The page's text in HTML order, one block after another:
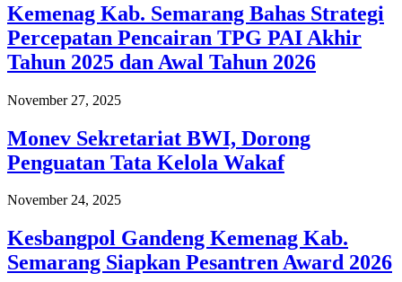
Kemenag Kab. Semarang Bahas Strategi
Percepatan Pencairan TPG PAI Akhir
Tahun 2025 dan Awal Tahun 2026
November 27, 2025
Monev Sekretariat BWI, Dorong
Penguatan Tata Kelola Wakaf
November 24, 2025
Kesbangpol Gandeng Kemenag Kab.
Semarang Siapkan Pesantren Award 2026